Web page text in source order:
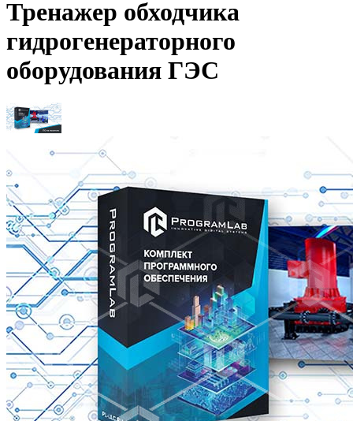
Тренажер обходчика
гидрогенераторного
оборудования ГЭС